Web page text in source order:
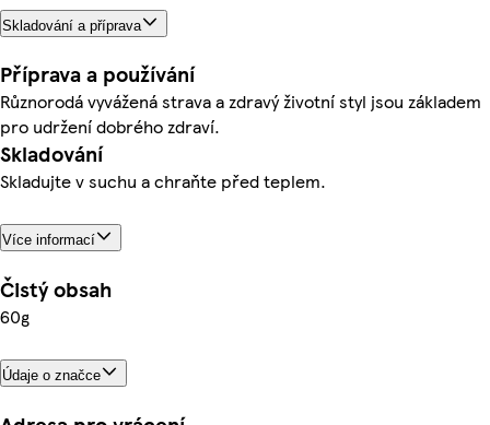
Skladování a příprava
Příprava a používání
Různorodá vyvážená strava a zdravý životní styl jsou základem
pro udržení dobrého zdraví.
Skladování
Skladujte v suchu a chraňte před teplem.
Více informací
Čistý obsah
60g
Údaje o značce